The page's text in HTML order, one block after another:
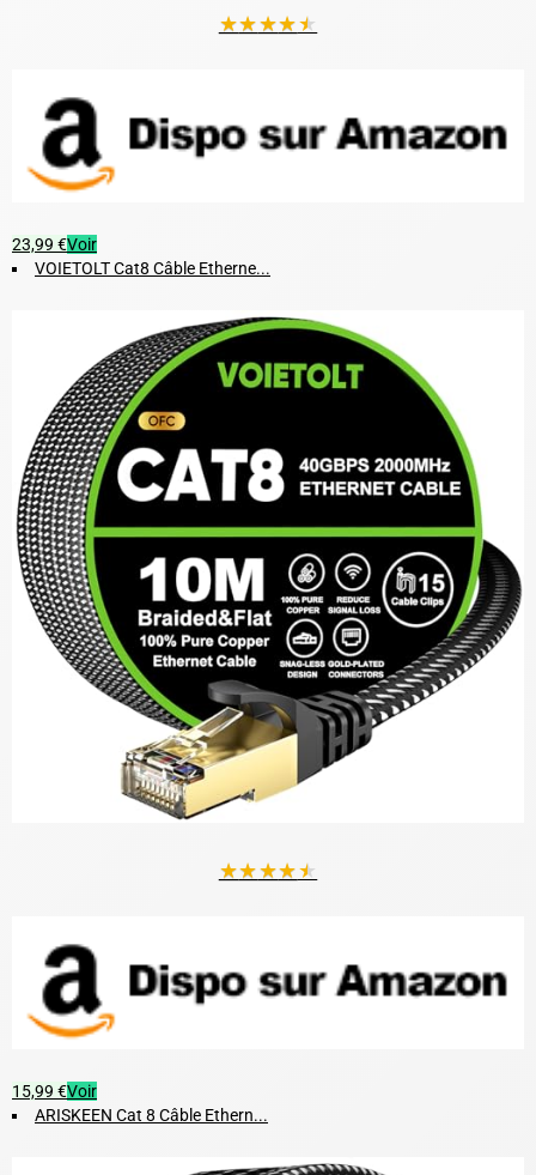
★★★★★
23,99 €Voir
VOIETOLT Cat8 Câble Etherne...
★★★★★
15,99 €Voir
ARISKEEN Cat 8 Câble Ethern...